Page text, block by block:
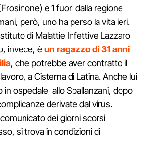
e 1 fuori dalla regione
però, uno ha perso la vita ieri.
di Malattie Infettive Lazzaro
invece, èun ragazzo di 31 anni
, che potrebbe aver contratto il
a Cisterna di Latina. Anche lui
in ospedale, allo Spallanzani, dopo
derivate dal virus.
dei giorni scorsi
si trova in condizioni di